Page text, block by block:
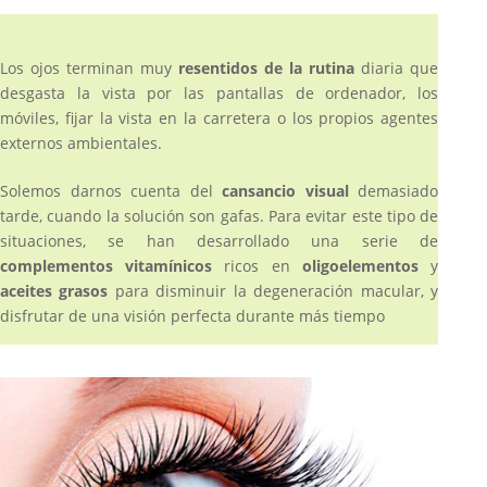
Los ojos terminan muy resentidos de la rutina diaria que
desgasta la vista por las pantallas de ordenador, los
móviles, fijar la vista en la carretera o los propios agentes
externos ambientales.
Solemos darnos cuenta delcansancio visualdemasiado
tarde, cuando la solución son gafas. Para evitar este tipo de
situaciones, se han desarrollado una serie de
complementos vitamínicos ricos en oligoelementosy
aceites grasos para disminuir la degeneración macular, y
disfrutar de una visión perfecta durante más tiempo